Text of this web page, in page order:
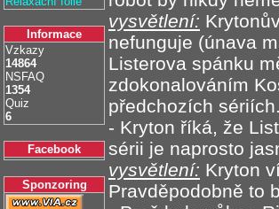
Informace
Vzkazy
14864
NSFAQ
1354
Quiz
6
Facebook
Sponzoring
vysvětlení:
nefunguje (únava
Listerova spánku
zdokonalováním
předchozích sériích.
- Kryton říká, že
sérii je naprosto
vysvětlení: Kryton
Pravděpodobně to